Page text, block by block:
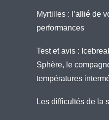
Myrtilles : l’allié de
performances
Test et avis :
Sphère, le
températures
Les difficultés de la